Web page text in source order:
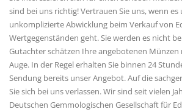
sind bei uns richtig! Vertrauen Sie uns, wenn es
unkomplizierte Abwicklung beim Verkauf von
Wertgegenständen geht. Sie werden es nicht
Gutachter schätzen Ihre angebotenen
Auge. In der Regel erhalten Sie binnen 24
Sendung bereits unser Angebot. Auf die
Sie sich bei uns verlassen. Wir sind seit vielen
Deutschen Gemmologischen Gesellschaft für